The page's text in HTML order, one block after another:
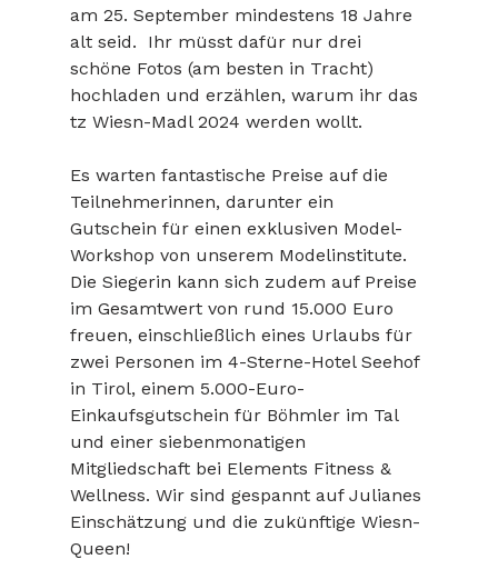
am 25. September mindestens 18 Jahre
alt seid.  Ihr müsst dafür nur drei
schöne Fotos (am besten in Tracht)
hochladen und erzählen, warum ihr das
tz Wiesn-Madl 2024 werden wollt.
Es warten fantastische Preise auf die
Teilnehmerinnen, darunter ein
Gutschein für einen exklusiven Model-
Workshop von unserem Modelinstitute.
Die Siegerin kann sich zudem auf Preise
im Gesamtwert von rund 15.000 Euro
freuen, einschließlich eines Urlaubs für
zwei Personen im 4-Sterne-Hotel Seehof
in Tirol, einem 5.000-Euro-
Einkaufsgutschein für Böhmler im Tal
und einer siebenmonatigen
Mitgliedschaft bei Elements Fitness &
Wellness. Wir sind gespannt auf Julianes
Einschätzung und die zukünftige Wiesn-
Queen!